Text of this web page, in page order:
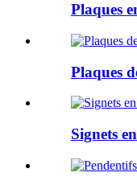
Plaques
Plaques
Signets